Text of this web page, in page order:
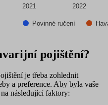
Povinné ručení
2021 2022
pojištění?
je třeba zohlednit
a preference. Aby byla vaše
následující faktory: